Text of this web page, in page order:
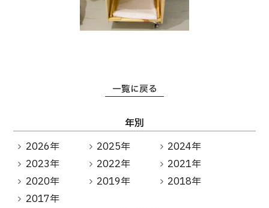
一覧に戻る
年別
2026年
2025年
2024年
2023年
2022年
2021年
2020年
2019年
2018年
2017年